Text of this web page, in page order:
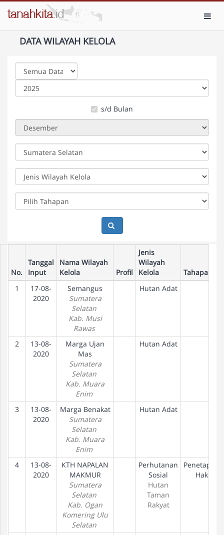
DATA WILAYAH KELOLA
s/d Bulan
No.
Tanggal
Input
Nama Wilayah
Kelola
Profil
Jenis
Wilayah
Kelola
Tahapan
1
17-08-
2020
Semangus
Sumatera
Selatan
Kab. Musi
Rawas
Hutan Adat
2
13-08-
2020
Marga Ujan
Mas
Sumatera
Selatan
Kab. Muara
Enim
Hutan Adat
3
13-08-
2020
Marga Benakat
Sumatera
Selatan
Kab. Muara
Enim
Hutan Adat
4
13-08-
2020
KTH NAPALAN
MAKMUR
Sumatera
Selatan
Kab. Ogan
Komering Ulu
Selatan
Perhutanan
Sosial
Hutan
Taman
Rakyat
Penetapan
Hak